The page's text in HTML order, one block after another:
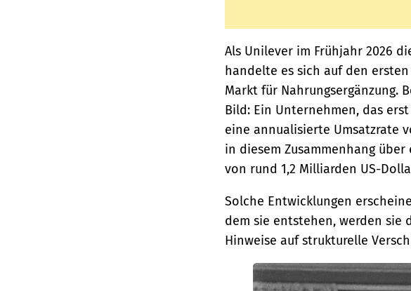
Als Unilever im Frühjahr 2026
handelte es sich auf den
Markt für Nahrungsergänzung.
Bild: Ein Unternehmen, das
eine annualisierte Umsatzrate
in diesem Zusammenhang
von rund 1,2 Milliarden US-
Solche Entwicklungen
dem sie entstehen, werden sie
Hinweise auf strukturelle